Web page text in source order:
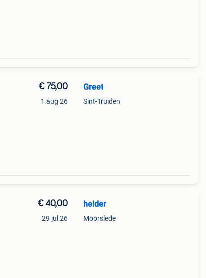
€ 75,00
1 aug 26
Greet
Sint-Truiden
€ 40,00
29 jul 26
helder
Moorslede